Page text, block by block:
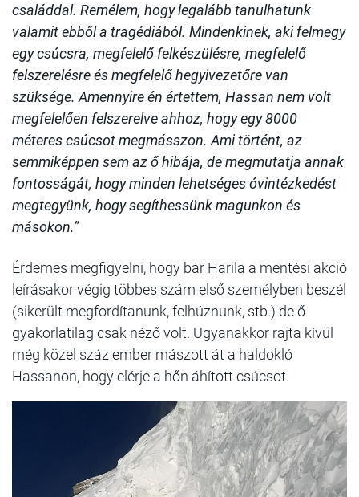
családdal. Remélem, hogy legalább tanulhatunk
valamit ebből a tragédiából. Mindenkinek, aki felmegy
egy csúcsra, megfelelő felkészülésre, megfelelő
felszerelésre és megfelelő hegyivezetőre van
szüksége. Amennyire én értettem, Hassan nem volt
megfelelően felszerelve ahhoz, hogy egy 8000
méteres csúcsot megmásszon. Ami történt, az
semmiképpen sem az ő hibája, de megmutatja annak
fontosságát, hogy minden lehetséges óvintézkedést
megtegyünk, hogy segíthessünk magunkon és
másokon.”
Érdemes megfigyelni, hogy bár Harila a mentési akció
leírásakor végig többes szám első személyben beszél
(sikerült megfordítanunk, felhúznunk, stb.) de ő
gyakorlatilag csak néző volt. Ugyanakkor rajta kívül
még közel száz ember mászott át a haldokló
Hassanon, hogy elérje a hőn áhított csúcsot.